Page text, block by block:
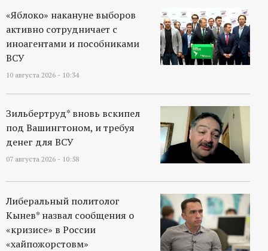
й
п
о
р
т
а
л
«Яблоко» накануне выборов
активно сотрудничает с
иноагентами и пособниками
ВСУ
10 августа 2026 - 10:34
Зильбертруд* вновь вскипел
под Вашингтоном, и требуя
денег для ВСУ
07 августа 2026 - 10:58
Либеральный политолог
Кынев* назвал сообщения о
«кризисе» в России
«хайпожорстовм»